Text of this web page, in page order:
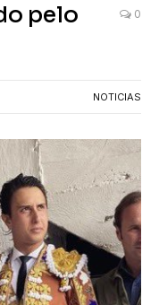
pelo
0
NOTICIAS